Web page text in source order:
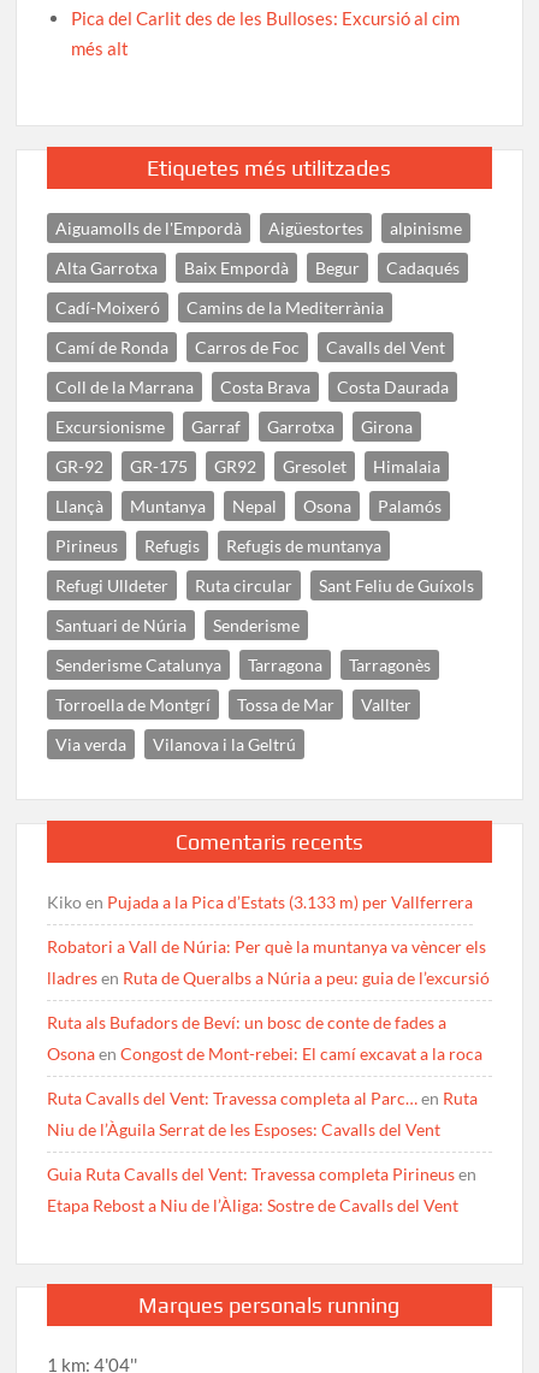
Pica del Carlit des de les Bulloses: Excursió al cim
més alt
Etiquetes més utilitzades
Aiguamolls de l'Empordà Aigüestortes
alpinisme
Alta Garrotxa
Baix Empordà Begur
Cadaqués
Cadí-Moixeró
Camins de la Mediterrània
Camí de Ronda
Carros de Foc
Cavalls del Vent
Coll de la Marrana
Costa Brava
Costa Daurada
Excursionisme
Garraf Garrotxa
Girona
GR-92
GR-175 GR92 Gresolet
Himalaia
Llançà
Muntanya Nepal Osona
Palamós
Pirineus
Refugis
Refugis de muntanya
Refugi Ulldeter
Ruta circular
Sant Feliu de Guíxols
Santuari de Núria
Senderisme
Senderisme Catalunya
Tarragona
Tarragonès
Torroella de Montgrí
Tossa de Mar
Vallter
Via verda
Vilanova i la Geltrú
Comentaris recents
Kikoen Pujada a la Pica d’Estats (3.133 m) per Vallferrera
Robatori a Vall de Núria: Per què la muntanya va vèncer els
lladresen Ruta de Queralbs a Núria a peu: guia de l’excursió
Ruta als Bufadors de Beví: un bosc de conte de fades a
OsonaenCongost de Mont-rebei: El camí excavat a la roca
Ruta Cavalls del Vent: Travessa completa al Parc…en Ruta
Niu de l’Àguila Serrat de les Esposes: Cavalls del Vent
Guia Ruta Cavalls del Vent: Travessa completa Pirineusen
Etapa Rebost a Niu de l’Àliga: Sostre de Cavalls del Vent
Marques personals running
1 km: 4'04''